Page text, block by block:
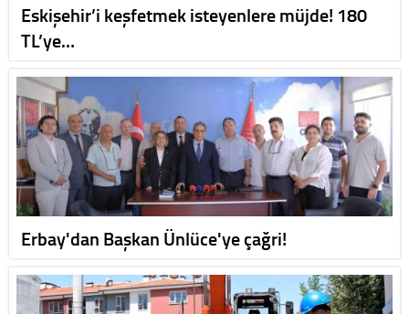
Eskişehir’i keşfetmek isteyenlere müjde! 180
TL’ye…
Erbay'dan Başkan Ünlüce'ye çağri!